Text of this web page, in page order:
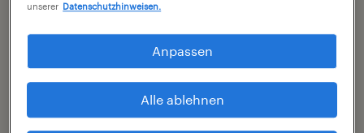
unserer Datenschutzhinweisen.
Anpassen
Alle ablehnen